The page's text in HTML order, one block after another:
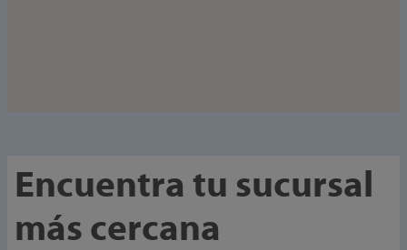
Encuentra tu sucursal
más cercana